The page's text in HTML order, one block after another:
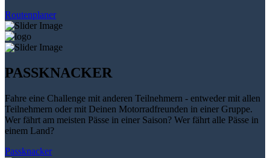
Routenplaner
PASSKNACKER
Fahre eine Challenge mit anderen Teilnehmern - entweder mit allen
Teilnehmern oder mit Deinen Motorradfreunden in einer Gruppe.
Wer fährt am meisten Pässe in einer Saison? Wer fährt alle Pässe in
einem Land?
Passknacker